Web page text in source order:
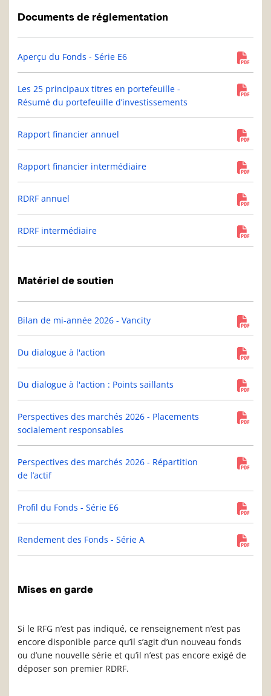
Documents de réglementation
Aperçu du Fonds - Série E6
Les 25 principaux titres en portefeuille -
Résumé du portefeuille d’investissements
Rapport financier annuel
Rapport financier intermédiaire
RDRF annuel
RDRF intermédiaire
Matériel de soutien
Bilan de mi-année 2026 - Vancity
Du dialogue à l'action
Du dialogue à l'action : Points saillants
Perspectives des marchés 2026 - Placements
socialement responsables
Perspectives des marchés 2026 - Répartition
de l’actif
Profil du Fonds - Série E6
Rendement des Fonds - Série A
Mises en garde
Si le RFG n’est pas indiqué, ce renseignement n’est pas
encore disponible parce qu’il s’agit d’un nouveau fonds
ou d’une nouvelle série et qu’il n’est pas encore exigé de
déposer son premier RDRF.